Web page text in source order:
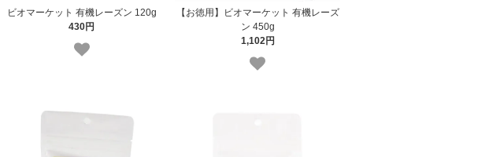
ビオマーケット 有機レーズン 120g
430円
【お徳用】ビオマーケット 有機レーズ
ン 450g
1,102円